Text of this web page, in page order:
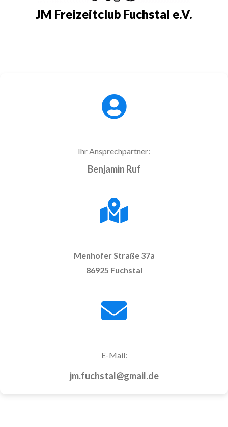
JM Freizeitclub Fuchstal e.V.
Ihr Ansprechpartner:
Benjamin Ruf
Menhofer Straße 37a
86925 Fuchstal
E-Mail:
jm.fuchstal@gmail.de